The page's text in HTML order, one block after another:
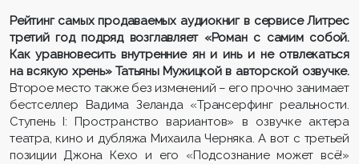
Рейтинг самых продаваемых аудиокниг в сервисе Литрес
третий год подряд возглавляет «Роман с самим собой.
Как уравновесить внутренние ян и инь и не отвлекаться
на всякую хрень» Татьяны Мужицкой в авторской озвучке.
Второе место также без изменений – его прочно занимает
бестселлер Вадима Зеланда «Трансерфинг реальности.
Ступень I: Пространство вариантов» в озвучке актера
театра, кино и дубляжа Михаила Черняка. А вот с третьей
позиции Джона Кехо и его «Подсознание может всё!»